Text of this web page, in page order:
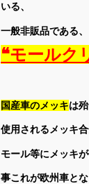
いる、
一般非販品である、
❝モールク
国産車のメッキは
使用されるメッキ
モール等にメッキ
事これが欧州車と